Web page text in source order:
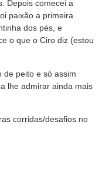
Depois comecei a
paixão a primeira
dos pés, e
o que o Ciro diz (estou
de peito e só assim
lhe admirar ainda mais
corridas/desafios no